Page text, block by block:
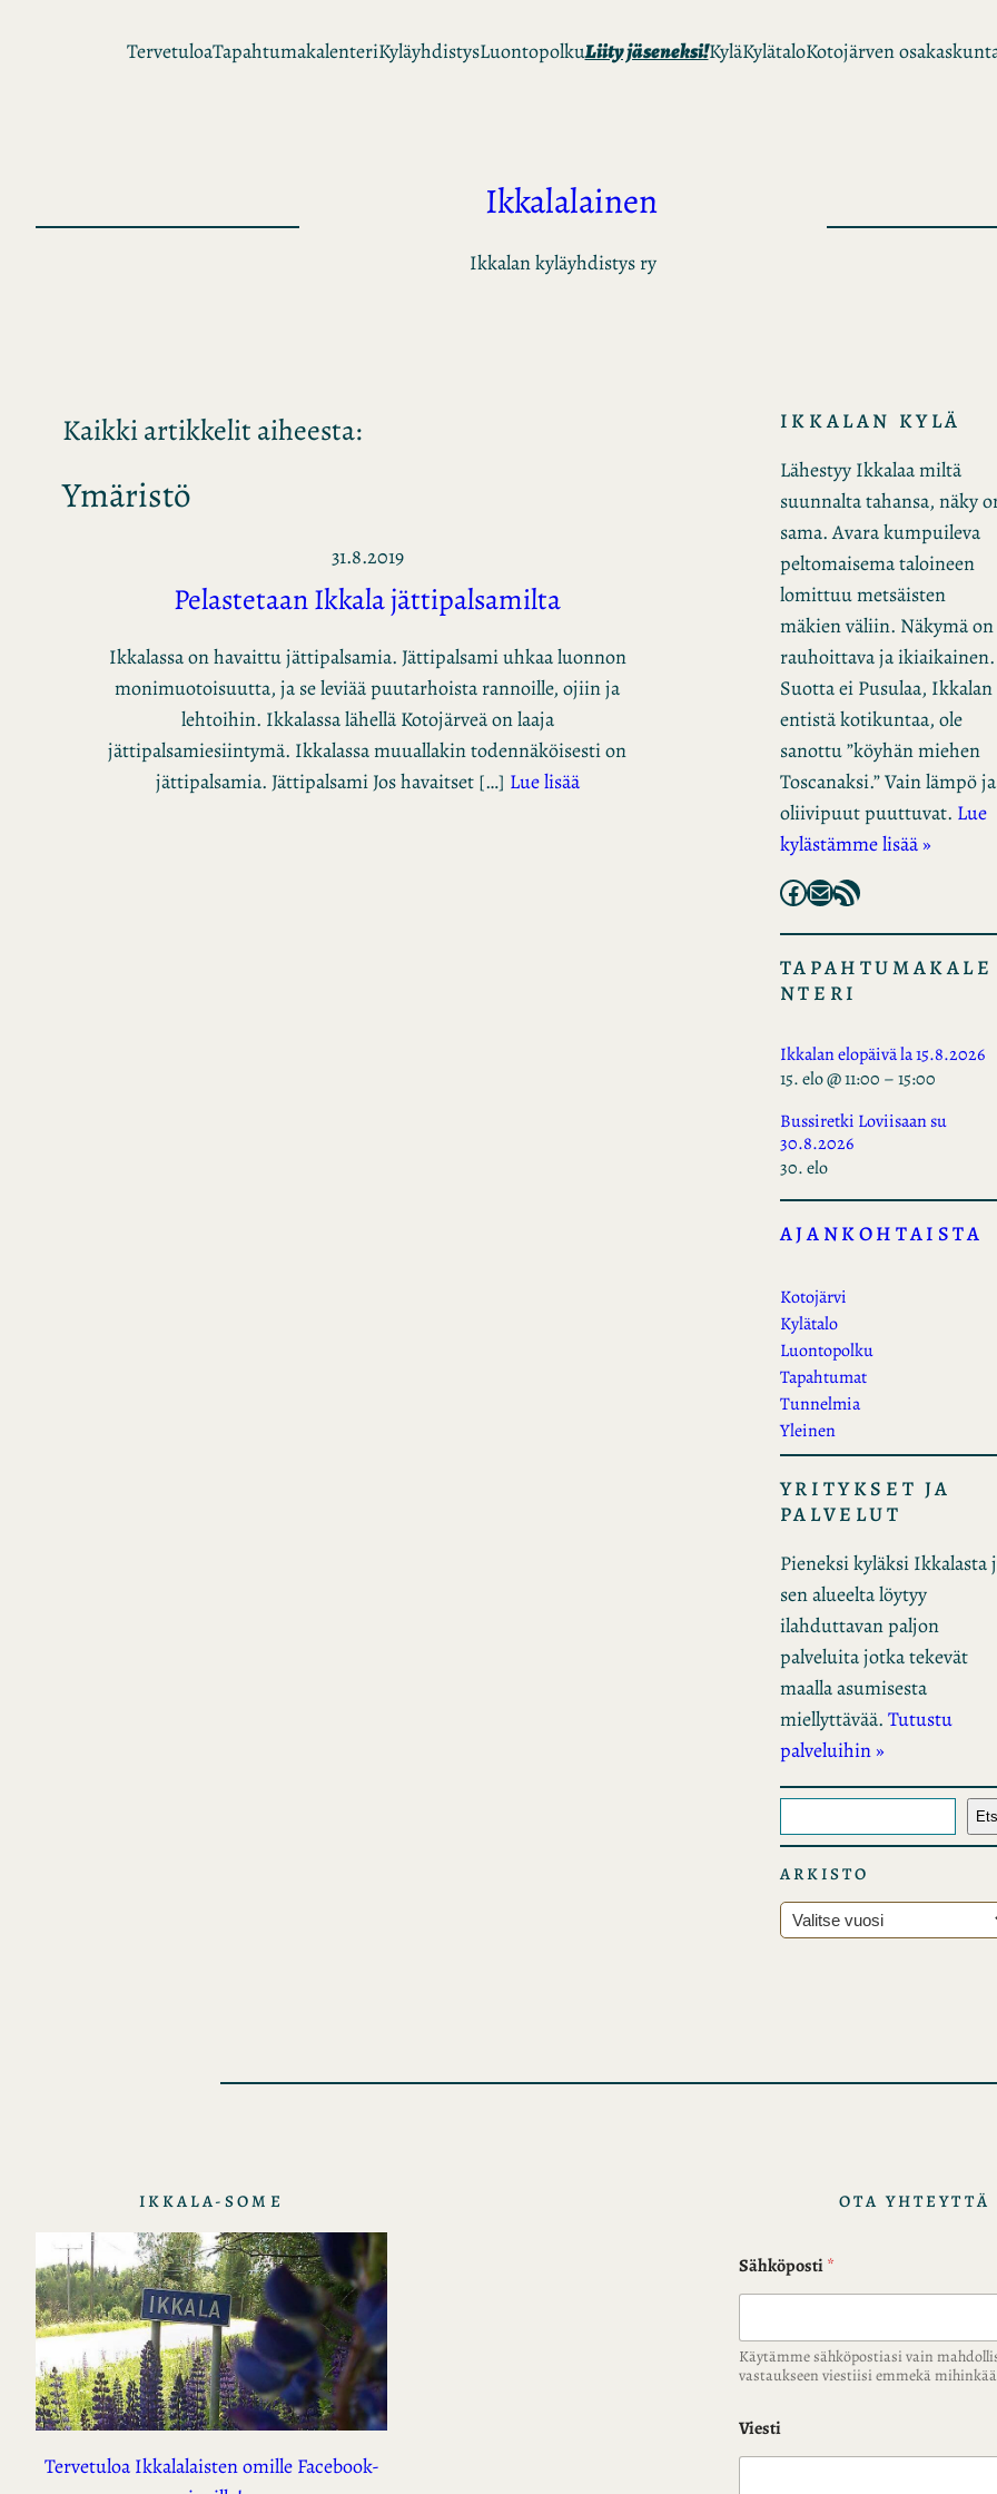
TervetuloaTapahtumakalenteriKyläyhdistysLuontopolkuLiity jäseneksi!KyläKylätaloKotojärven
Ikkalalainen
Ikkalan kyläyhdistys ry
Kaikki artikkelit aiheesta:
Ymäristö
31.8.2019
Pelastetaan Ikkala jättipalsamilta
Ikkalassa on havaittu jättipalsamia. Jättipalsami uhkaa luonnon
monimuotoisuutta, ja se leviää puutarhoista rannoille, ojiin ja
lehtoihin. Ikkalassa lähellä Kotojärveä on laaja
jättipalsamiesiintymä. Ikkalassa muuallakin todennäköisesti on
jättipalsamia. Jättipalsami Jos havaitset […] Lue lisää
IKKALAN KYLÄ
Lähestyy Ikkalaa miltä
suunnalta tahansa, näky
sama. Avara kumpuileva
peltomaisema taloineen
lomittuu metsäisten
mäkien väliin. Näkymä on
rauhoittava ja ikiaikainen.
Suotta ei Pusulaa, Ikkalan
entistä kotikuntaa, ole
sanottu ”köyhän miehen
Toscanaksi.” Vain lämpö ja
oliivipuut puuttuvat. Lue
kylästämme lisää »
Facebook Mail RSS Feed
TAPAHTUMAKALE
NTERI
Ikkalan elopäivä la 15.8.2026
15. elo @ 11:00 –15:00
Bussiretki Loviisaan su
30.8.2026
30. elo
AJANKOHTAISTA
Kotojärvi
Kylätalo
Luontopolku
Tapahtumat
Tunnelmia
Yleinen
YRITYKSET JA
PALVELUT
Pieneksi kyläksi Ikkalasta
sen alueelta löytyy
ilahduttavan paljon
palveluita jotka tekevät
maalla asumisesta
miellyttävää. Tutustu
palveluihin »
t
s
i
ARKISTO
r
IKKALA-SOME
Tervetuloa Ikkalalaisten omille Facebook-
OTA YHTEYTTÄ
Sähköposti*
Käytämme sähköpostiasi vain
vastaukseen viestiisi emmekä
Viesti